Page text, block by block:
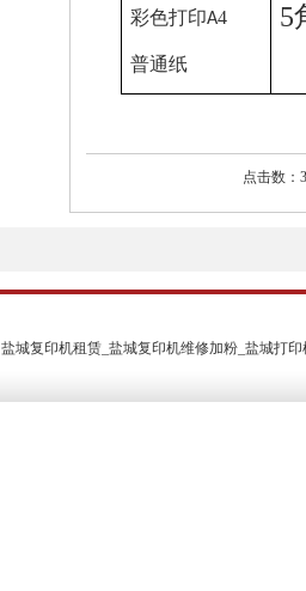
彩色打印A4
普通纸
5
点击数：
盐城复印机租赁_盐城复印机维修加粉_盐城打印